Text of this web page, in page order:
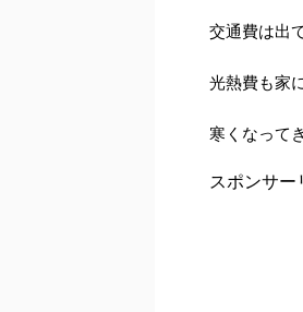
交通費は出
光熱費も家
寒くなって
スポンサー